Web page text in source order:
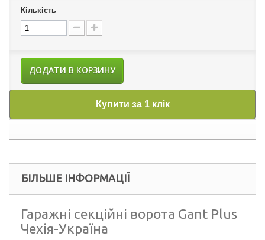
Кількість
ДОДАТИ В КОРЗИНУ
Купити за 1 клік
БІЛЬШЕ ІНФОРМАЦІЇ
Гаражні секційні ворота Gant Plus
Чехія-Україна